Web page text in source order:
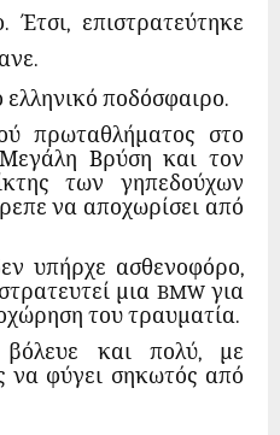
επιστρατεύτηκε
ελληνικό ποδόσφαιρο.
πρωταθλήματος στο
Βρύση και τον
των γηπεδούχων
να αποχωρίσει από
υπήρχε ασθενοφόρο,
μια BMW για
του τραυματία.
και πολύ, με
να φύγει σηκωτός από